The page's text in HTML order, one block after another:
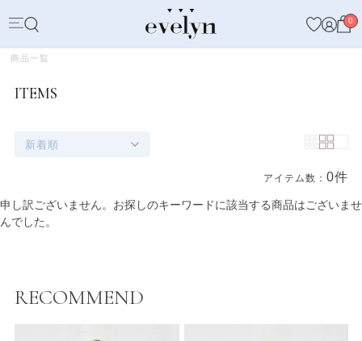
0
商品一覧
ITEMS
新着順
アイテム数：0件
商品一覧
申し訳ございません。お探しのキーワードに該当する商品はございませ
んでした。
RECOMMEND